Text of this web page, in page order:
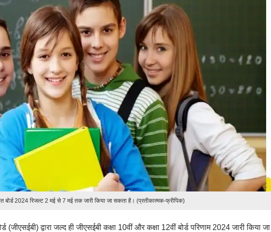
बोर्ड 2024 रिजल्ट 2 मई से 7 मई तक जारी किया जा सकता है। (प्रतीकात्मक-फ्रीपिक)
(जीएसईबी) द्वारा जल्द ही जीएसईबी कक्षा 10वीं और कक्षा 12वीं बोर्ड परिणाम 2024 जारी किया जा